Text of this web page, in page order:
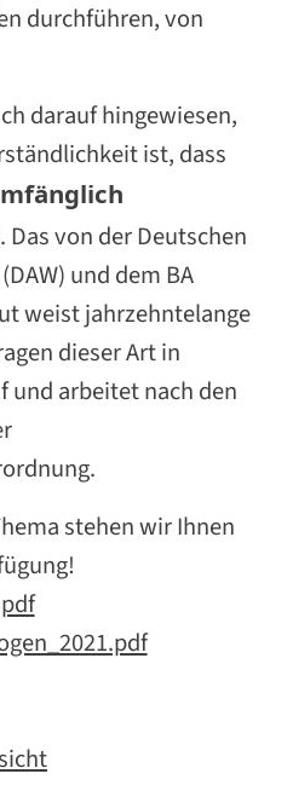
durchführen, von
darauf hingewiesen,
ist, dass
Das von der Deutschen
und dem BA
weist jahrzehntelange
dieser Art in
und arbeitet nach den
stehen wir Ihnen